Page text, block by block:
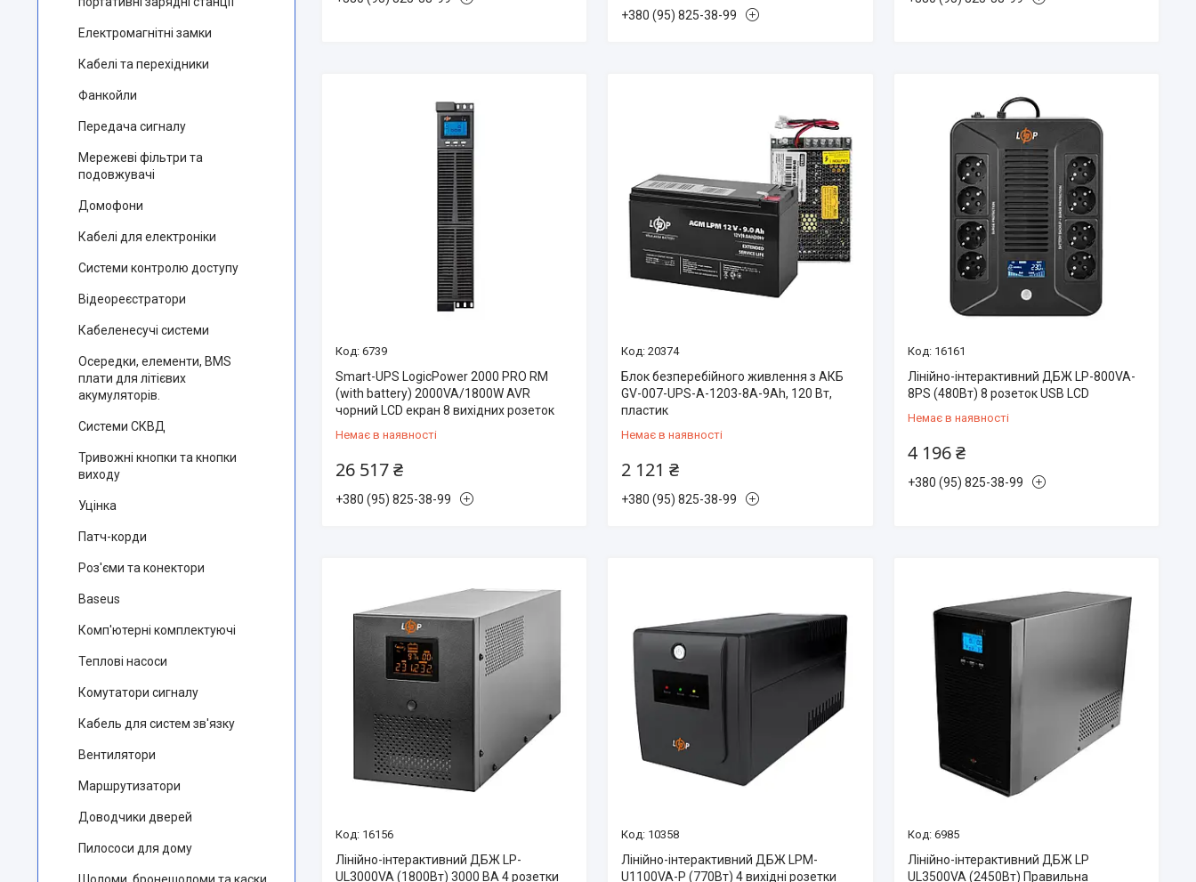
+380 (95) 825-38-99
6739
Smart-UPS LogicPower 2000 PRO RM
(with battery) 2000VA/1800W AVR
чорний LCD екран 8 вихідних розеток
Немає в наявності
26 517 ₴
+380 (95) 825-38-99
20374
Блок безперебійного живлення з АКБ
GV-007-UPS-A-1203-8A-9Ah, 120 Вт,
пластик
Немає в наявності
2 121 ₴
+380 (95) 825-38-99
16161
Лінійно-інтерактивний ДБЖ LP-800VA-
8PS (480Вт) 8 розеток USB LCD
Немає в наявності
4 196 ₴
+380 (95) 825-38-99
16156
Лінійно-інтерактивний ДБЖ LP-
UL3000VA (1800Вт) 3000 ВА 4 розетки
10358
Лінійно-інтерактивний ДБЖ LPM-
U1100VA-P (770Вт) 4 вихідні розетки
6985
Лінійно-інтерактивний ДБЖ LP
UL3500VA (2450Вт) Правильна
Електромагнітні замки
Кабелі та перехідники
Фанкойли
Передача сигналу
Мережеві фільтри та
подовжувачі
Домофони
Кабелі для електроніки
Системи контролю доступу
Відеореєстратори
Кабеленесучі системи
Осередки, елементи, BMS
плати для літієвих
акумуляторів.
Системи СКВД
Тривожні кнопки та кнопки
виходу
Уцінка
Патч-корди
Роз'єми та конектори
Baseus
Комп'ютерні комплектуючі
Теплові насоси
Комутатори сигналу
Кабель для систем зв'язку
Вентилятори
Маршрутизатори
Доводчики дверей
Пилососи для дому